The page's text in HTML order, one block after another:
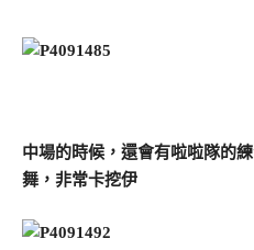
中場的時候，還會有啦啦隊的
舞，非常卡挖伊